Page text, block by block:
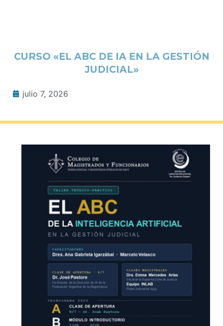
CURSO «EL ABC DE IA EN LA GESTIÓN
JUDICIAL»
julio 7, 2026